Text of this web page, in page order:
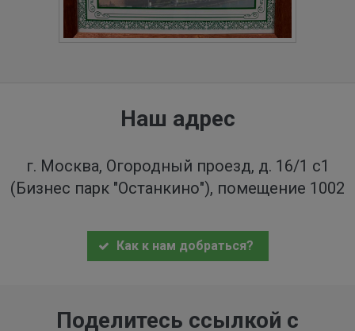
Наш адрес
г. Москва, Огородный проезд, д. 16/1 с1
(Бизнес парк "Останкино"), помещение 1002
Как к нам добраться?
Поделитесь ссылкой с